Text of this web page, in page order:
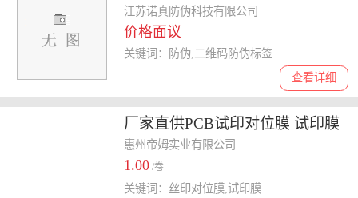
江苏诺真防伪科技有限公司
价格面议
查看详细
关键词：防伪,二维码防伪标签
厂家直供PCB试印对位膜 试印膜
丝印膜 文字对位膜 丝印对位膜
惠州帝姆实业有限公司
1.00 /卷
关键词：丝印对位膜,试印膜